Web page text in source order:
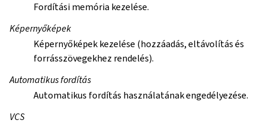
Fordítási memória kezelése.
Képernyőképek
Képernyőképek kezelése (hozzáadás, eltávolítás és
forrásszövegekhez rendelés).
Automatikus fordítás
Automatikus fordítás használatának engedélyezése.
VCS